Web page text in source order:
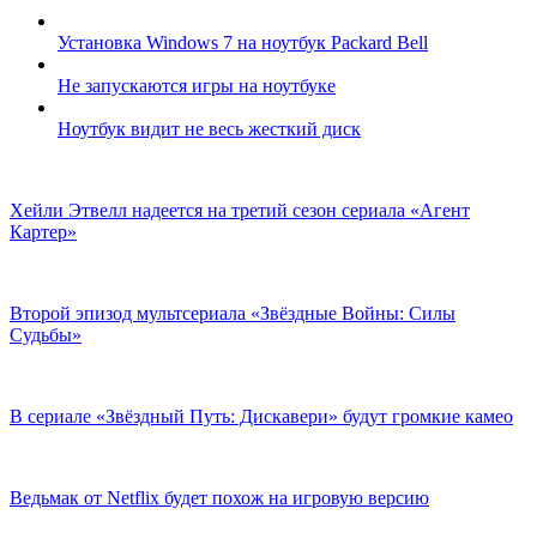
Установка Windows 7 на ноутбук Packard Bell
Не запускаются игры на ноутбуке
Ноутбук видит не весь жесткий диск
Хейли Этвелл надеется на третий сезон сериала «Агент
Картер»
Второй эпизод мультсериала «Звёздные Войны: Силы
Судьбы»
В сериале «Звёздный Путь: Дискавери» будут громкие камео
Ведьмак от Netflix будет похож на игровую версию